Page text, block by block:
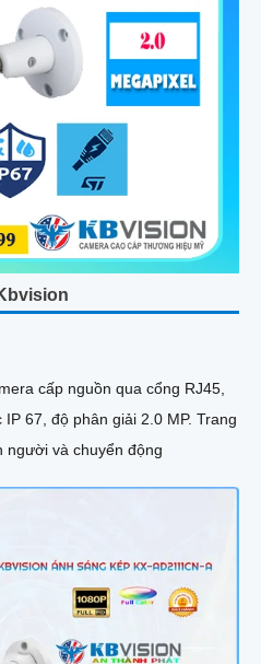
cấp nguồn qua cổng RJ45,
độ phân giải 2.0 MP. Trang
người và chuyển động